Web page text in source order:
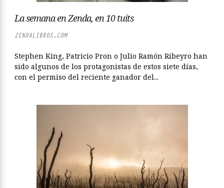
La semana en Zenda, en 10 tuits
ZENDALIBROS.COM
Stephen King, Patricio Pron o Julio Ramón Ribeyro han
sido algunos de los protagonistas de estos siete días,
con el permiso del reciente ganador del...